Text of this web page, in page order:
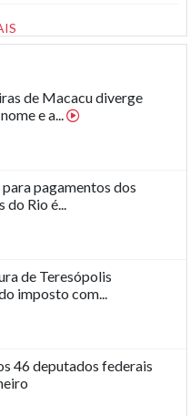
de Macacu diverge
e a...
pagamentos dos
Rio é...
de Teresópolis
imposto com...
46 deputados federais